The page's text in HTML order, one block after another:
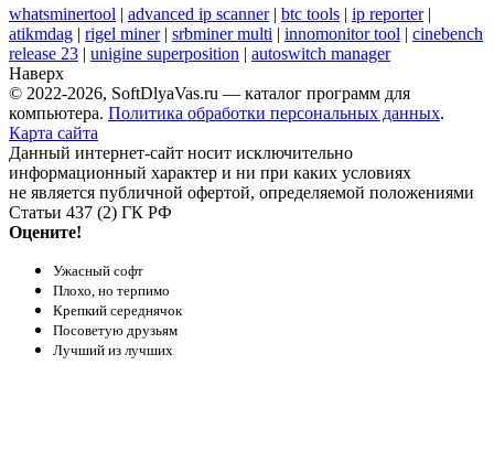
whatsminertool | advanced ip scanner| btc tools | ip reporter|
atikmdag | rigel miner| srbminer multi | innomonitor tool | cinebench
release 23 | unigine superposition | autoswitch manager
Наверх
© 2022-2026, SoftDlyaVas.ru — каталог программ для
компьютера. Политика обработки персональных данных.
Карта сайта
Данный интернет-сайт носит исключительно
информационный характер и ни при каких условиях
не является публичной офертой, определяемой положениями
Статьи 437 (2) ГК РФ
Оцените!
Ужасный софт
Плохо, но терпимо
Крепкий середнячок
Посоветую друзьям
Лучший из лучших